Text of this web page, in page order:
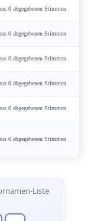
0 abgegebenen Stimmen
0 abgegebenen Stimmen
0 abgegebenen Stimmen
0 abgegebenen Stimmen
0 abgegebenen Stimmen
0 abgegebenen Stimmen
Liste